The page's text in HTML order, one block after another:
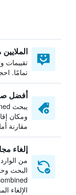
تقييمات
تمامًا.
أفضل
ومكان
مقارنة
إلغاء
من
البحث
الإلغاء